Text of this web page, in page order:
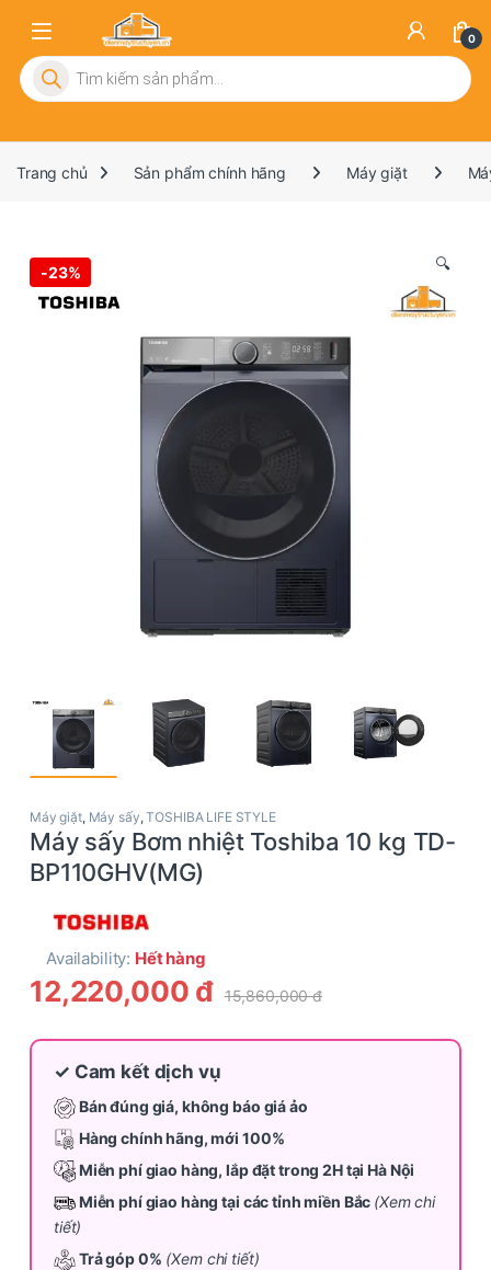
0
Tìm kiếm sản phẩm
Trang chủ Sản phẩm chính hãng Máy giặt
-23% 🔍
Máy giặt, Máy sấy,TOSHIBA LIFE STYLE
Máy sấy Bơm nhiệt Toshiba 10 kg TD-
BP110GHV(MG)
Availability: Hết hàng
12,220,000 đ 15,860,000đ
✓ Cam kết dịch vụ
Bán đúng giá, không báo giá ảo
Hàng chính hãng, mới 100%
Miễn phí giao hàng, lắp đặt trong 2H tại Hà Nội
Miễn phí giao hàng tại các tỉnh miền Bắc (Xem chi
tiết)
Trả góp 0% (Xem chi tiết)